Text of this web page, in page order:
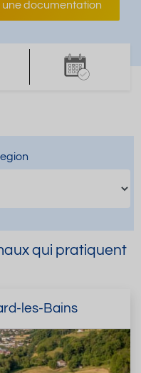
documentation
qui pratiquent
les-Bains